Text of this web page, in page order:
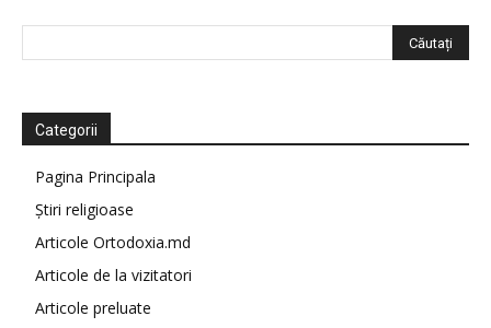
Categorii
Pagina Principala
Știri religioase
Articole Ortodoxia.md
Articole de la vizitatori
Articole preluate